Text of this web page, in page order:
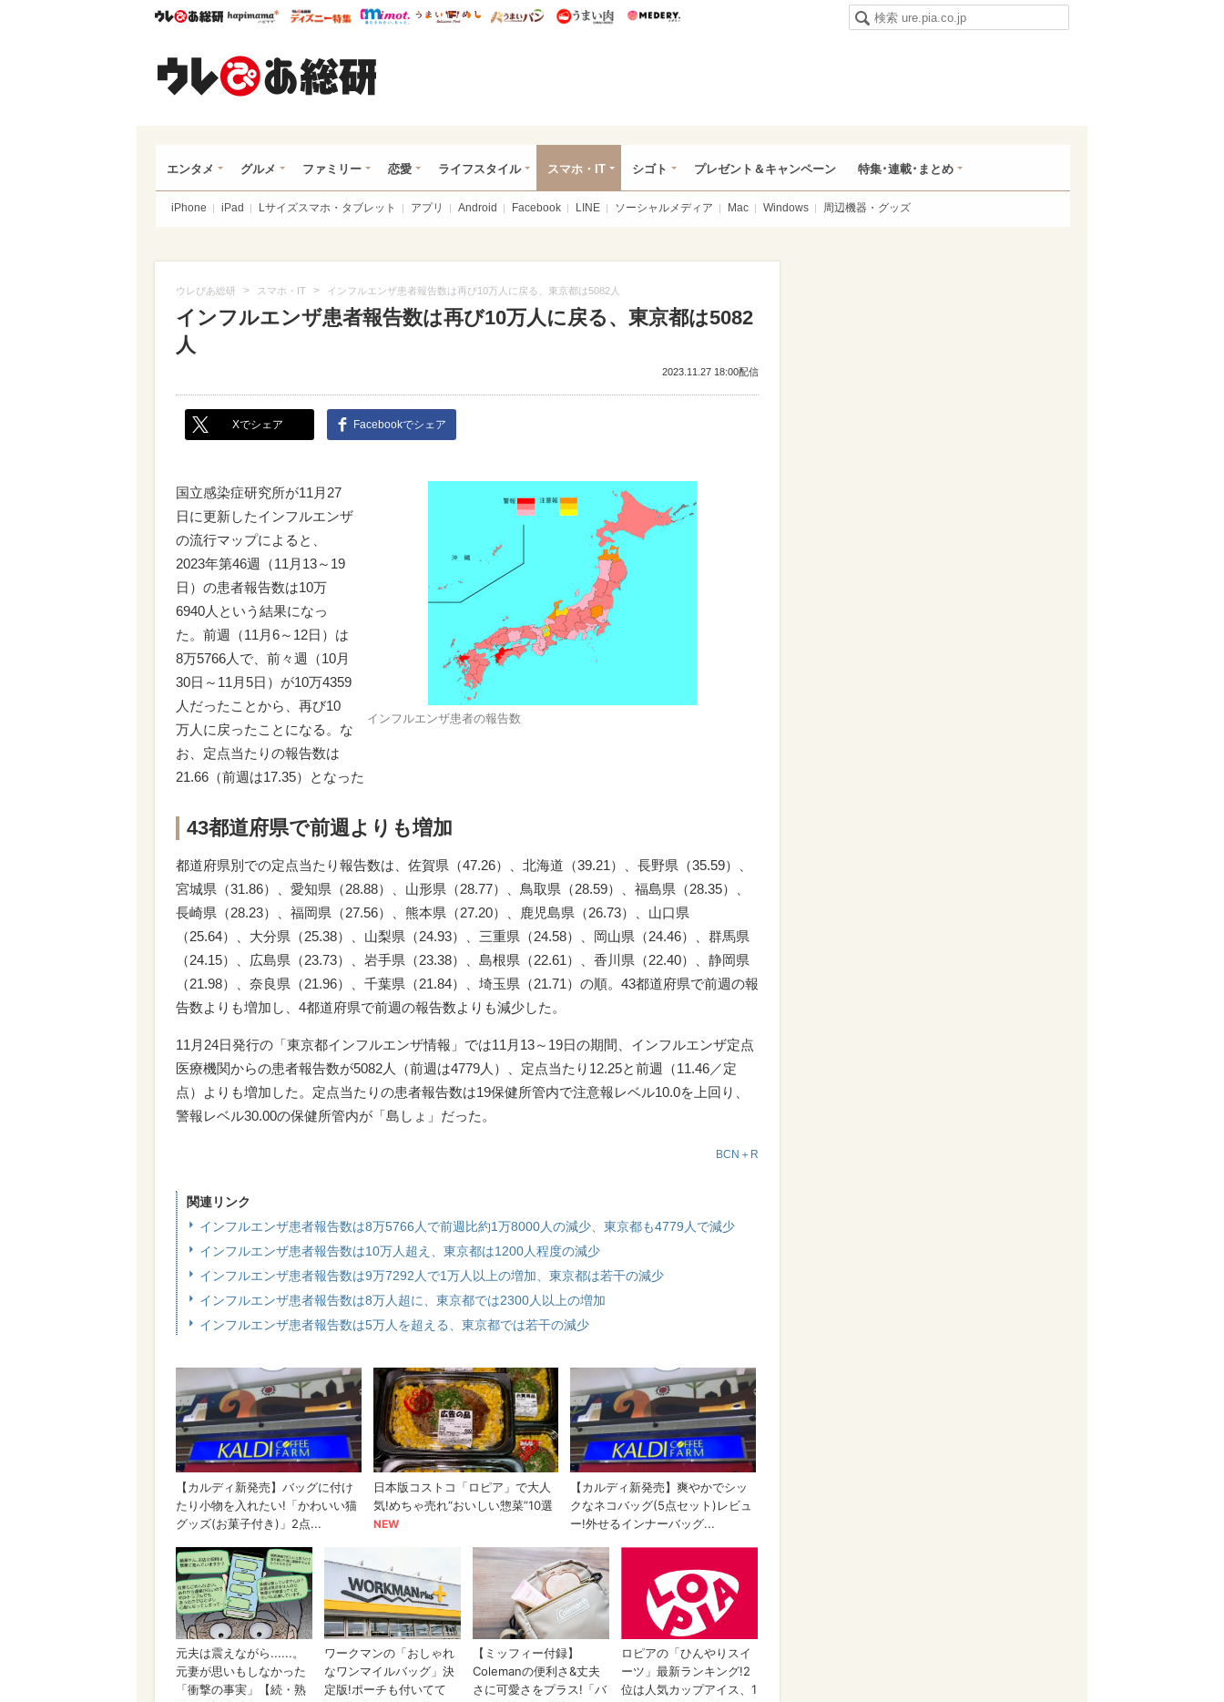
ウレぴあ総研ハピママ* ウレぴあ総研 ディズニー特集
mimot. うまいめし うまいパン うまい肉
エンタメ グルメ ファミリー 恋愛 ライフスタイル スマホ・IT シゴト プレゼント＆キャンペーン 特集･連載･まとめ
iPhone iPad Lサイズスマホ・タブレット アプリ Android Facebook LINE ソーシャルメディア Mac Windows 周辺機器・グッズ
ウレぴあ総研 > スマホ・IT > インフルエンザ患者報告数は再び10万人に戻る、東京都は5082人
インフルエンザ患者報告数は再び10万人に戻る、東京都は5082
人
2023.11.27 18:00配信
Xでシェア Facebookでシェア
インフルエンザ患者の報告数
国立感染症研究所が11月27
日に更新したインフルエンザ
の流行マップによると、
2023年第46週（11月13～19
日）の患者報告数は10万
6940人という結果になっ
た。前週（11月6～12日）は
8万5766人で、前々週（10月
30日～11月5日）が10万4359
人だったことから、再び10
万人に戻ったことになる。な
お、定点当たりの報告数は
21.66（前週は17.35）となった
43都道府県で前週よりも増加
都道府県別での定点当たり報告数は、佐賀県（47.26）、北海道（39.21）、長野県（35.59）、
宮城県（31.86）、愛知県（28.88）、山形県（28.77）、鳥取県（28.59）、福島県（28.35）、
長崎県（28.23）、福岡県（27.56）、熊本県（27.20）、鹿児島県（26.73）、山口県
（25.64）、大分県（25.38）、山梨県（24.93）、三重県（24.58）、岡山県（24.46）、群馬県
（24.15）、広島県（23.73）、岩手県（23.38）、島根県（22.61）、香川県（22.40）、静岡県
（21.98）、奈良県（21.96）、千葉県（21.84）、埼玉県（21.71）の順。43都道府県で前週の報
告数よりも増加し、4都道府県で前週の報告数よりも減少した。
11月24日発行の「東京都インフルエンザ情報」では11月13～19日の期間、インフルエンザ定点
医療機関からの患者報告数が5082人（前週は4779人）、定点当たり12.25と前週（11.46／定
点）よりも増加した。定点当たりの患者報告数は19保健所管内で注意報レベル10.0を上回り、
警報レベル30.00の保健所管内が「島しょ」だった。
BCN＋R
関連リンク
インフルエンザ患者報告数は8万5766人で前週比約1万8000人の減少、東京都も4779人で減少
インフルエンザ患者報告数は10万人超え、東京都は1200人程度の減少
インフルエンザ患者報告数は9万7292人で1万人以上の増加、東京都は若干の減少
インフルエンザ患者報告数は8万人超に、東京都では2300人以上の増加
インフルエンザ患者報告数は5万人を超える、東京都では若干の減少